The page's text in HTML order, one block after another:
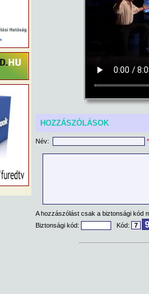
HOZZÁSZÓLÁSOK
Név: *
A hozzászólást csak a biztonsági kód
Biztonsági kód:
Kód: 7 9